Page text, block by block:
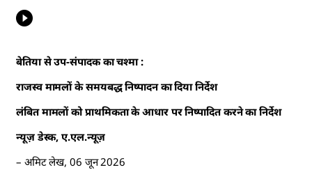
बेतिया से उप-संपादक का चश्मा :
राजस्व मामलों के समयबद्ध निष्पादन का दिया निर्देश
लंबित मामलों को प्राथमिकता के आधार पर निष्पादित करने का निर्देश
न्यूज़ डेस्क, ए.एल.न्यूज़
– अमिट लेख, 06 जून 2026